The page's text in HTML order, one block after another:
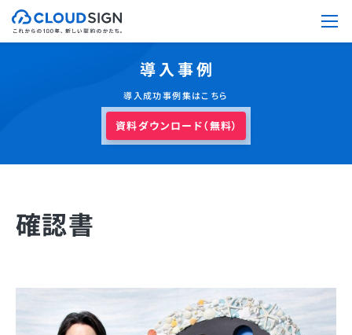
導入事例
導入成功事例集はこちら
資料ダウンロード（無料）
確認書